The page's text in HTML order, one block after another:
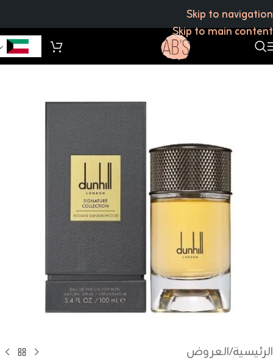
Skip to navigation
Skip to main content
الرئيسية/العروض